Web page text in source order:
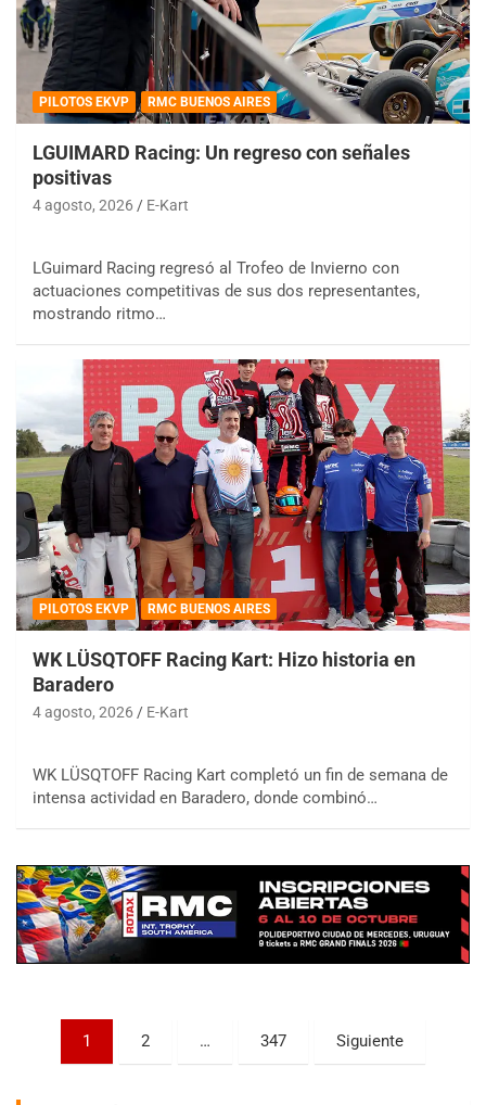
PILOTOS EKVP RMC BUENOS AIRES
LGUIMARD Racing: Un regreso con señales
positivas
4 agosto, 2026 E-Kart
LGuimard Racing regresó al Trofeo de Invierno con
actuaciones competitivas de sus dos representantes,
mostrando ritmo…
PILOTOS EKVP RMC BUENOS AIRES
WK LÜSQTOFF Racing Kart: Hizo historia en
Baradero
4 agosto, 2026 E-Kart
WK LÜSQTOFF Racing Kart completó un fin de semana de
intensa actividad en Baradero, donde combinó…
Paginación
1 2 … 347 Siguiente
COBERTURA ESPECIAL DE E-KART.COM.AR
08/09-AGO
Baradero (Buenos Aires)
KDO - F6
Ciudad de Trenque Lauquen (Asfalto)
Trenque Lauquen (Buenos Aires)
Parque de la Velocidad (Asfalto)
Villaguay (Entre Ríos)